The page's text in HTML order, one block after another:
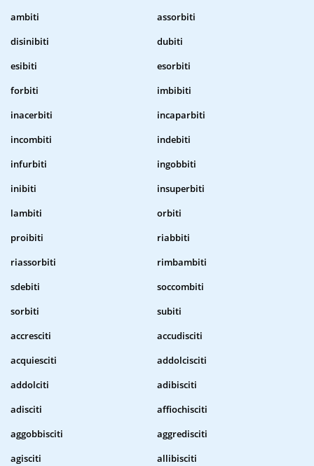
ambiti
assorbiti
disinibiti
dubiti
esibiti
esorbiti
forbiti
imbibiti
inacerbiti
incaparbiti
incombiti
indebiti
infurbiti
ingobbiti
inibiti
insuperbiti
lambiti
orbiti
proibiti
riabbiti
riassorbiti
rimbambiti
sdebiti
soccombiti
sorbiti
subiti
accresciti
accudisciti
acquiesciti
addolcisciti
addolciti
adibisciti
adisciti
affiochisciti
aggobbisciti
aggredisciti
agisciti
allibisciti